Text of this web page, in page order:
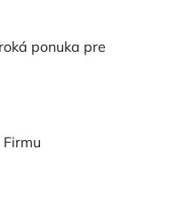
ponuka pre